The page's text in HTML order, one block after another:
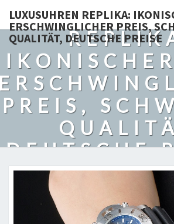
LUXUSUHREN REPLIKA:
ERSCHWINGLICHER PREIS,
QUALITÄT, DEUTSCHE PREISE
PREIS,
DEUTSCHE